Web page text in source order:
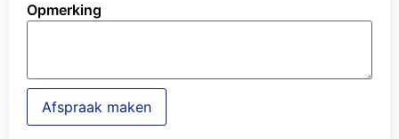
Opmerking
Afspraak maken